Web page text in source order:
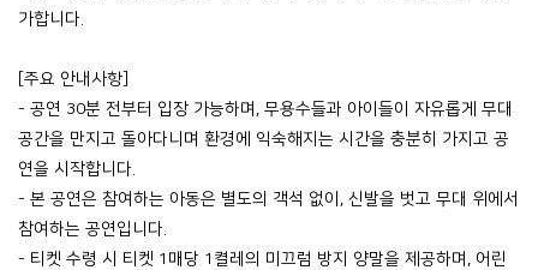
가합니다
주요 안내사항
- 공연 30분 전부터 입장 가능하며 , 무용수들과 아이들이 자유롭게 무대
공간을 만지고 돌아다니며 환경에 익숙해지는 시간을 충분히 가지고 공
연을 시작합니다
- 본 공연은 참여하는 아동은 별도의 객석 없이 , 신발을 벗고 무대 위에서
참여하는 공연입니다
- 티켓 수령 시 티켓 1 매당 1 켤레의 미끄럼 방지 양말을 제공하며 , 어린